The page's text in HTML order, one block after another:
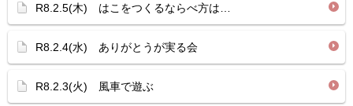
R8.2.5(木) はこをつくるならべ方は…
R8.2.4(水) ありがとうが実る会
R8.2.3(火) 風車で遊ぶ